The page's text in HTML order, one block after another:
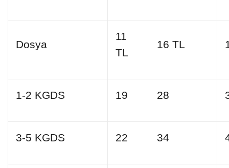
Dosya
11
TL
16 TL
1-2 KGDS 19 28
3-5 KGDS 22 34